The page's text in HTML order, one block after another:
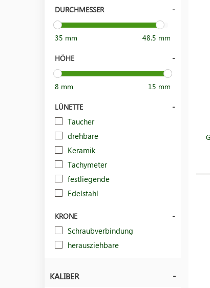
DURCHMESSER
35 mm 48.5 mm
HÖHE
8 mm 15 mm
LÜNETTE
Taucher
drehbare
Keramik
Tachymeter
festliegende
Edelstahl
KRONE
Schraubverbindung
herausziehbare
KALIBER